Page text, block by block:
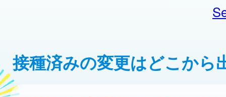
接種済みの変更はどこから